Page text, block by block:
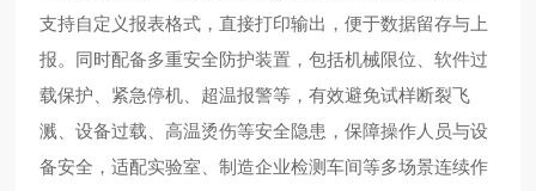
支持自定义报表格式，直接打印输出，便于数据留存与上
报。同时配备多重安全防护装置，包括机械限位、软件过
载保护、紧急停机、超温报警等，有效避免试样断裂飞
溅、设备过载、高温烫伤等安全隐患，保障操作人员与设
备安全，适配实验室、制造企业检测车间等多场景连续作